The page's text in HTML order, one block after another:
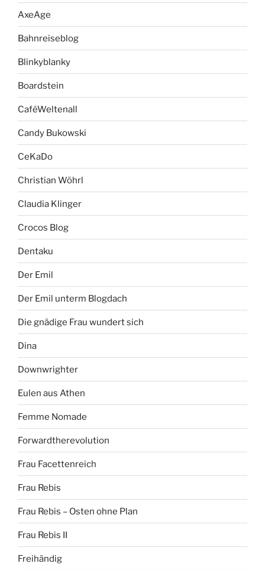
AxeAge
Bahnreiseblog
Blinkyblanky
Boardstein
CaféWeltenall
Candy Bukowski
CeKaDo
Christian Wöhrl
Claudia Klinger
Crocos Blog
Dentaku
Der Emil
Der Emil unterm Blogdach
Die gnädige Frau wundert sich
Dina
Downwrighter
Eulen aus Athen
Femme Nomade
Forwardtherevolution
Frau Facettenreich
Frau Rebis
Frau Rebis – Osten ohne Plan
Frau Rebis II
Freihändig